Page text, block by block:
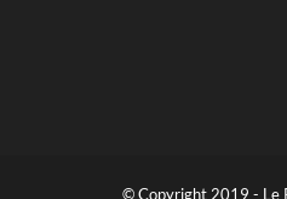
© Copyright 2019 - Le